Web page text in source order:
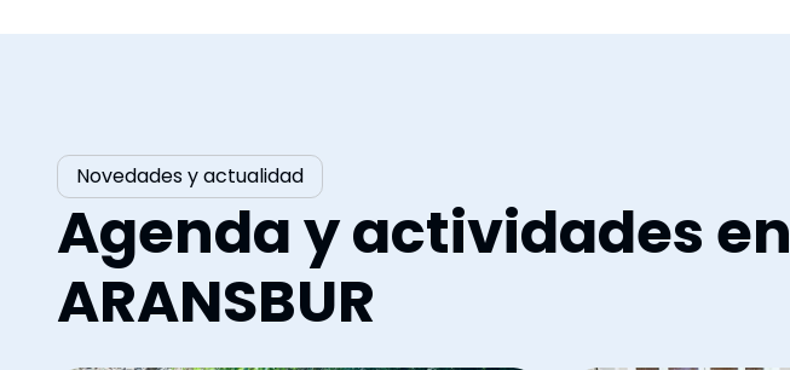
Novedades y actualidad
Agenda y actividades en
ARANSBUR